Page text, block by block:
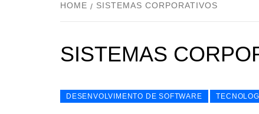
HOME SISTEMAS CORPORATIVOS
SISTEMAS
DESENVOLVIMENTO DE SOFTWARE